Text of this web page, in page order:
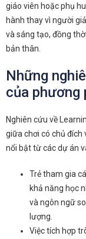
giáo viên hoặc phụ
hành thay vì người
và sáng tạo, đồng
bản thân.
Những
của phương
Nghiên cứu về
giữa chơi có chủ đích
nổi bật từ các dự án
Trẻ tham gia
khả năng học
và ngôn ngữ
lượng.
Việc tích hợp